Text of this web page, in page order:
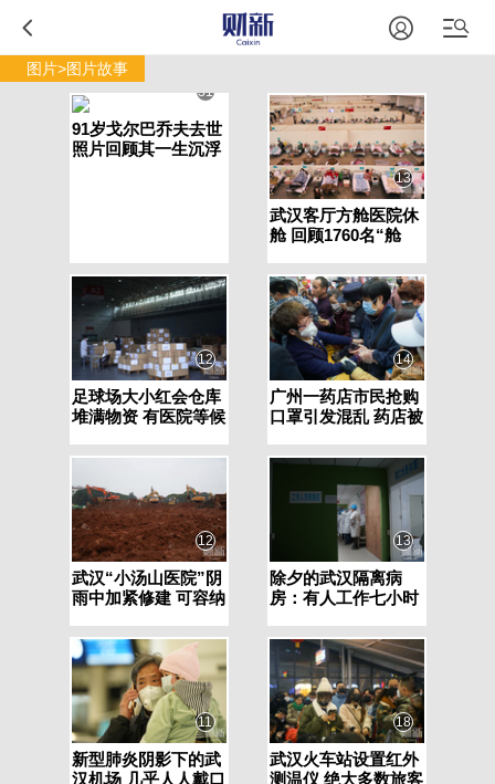
图片>图片故事
31
91岁戈尔巴乔夫去世
照片回顾其一生沉浮
13
武汉客厅方舱医院休
舱 回顾1760名“舱
12
足球场大小红会仓库
堆满物资 有医院等候
14
广州一药店市民抢购
口罩引发混乱 药店被
12
武汉“小汤山医院”阴
雨中加紧修建 可容纳
13
除夕的武汉隔离病
房：有人工作七小时
术无法陪同
11
新型肺炎阴影下的武
汉机场 几乎人人戴口
18
武汉火车站设置红外
测温仪 绝大多数旅客